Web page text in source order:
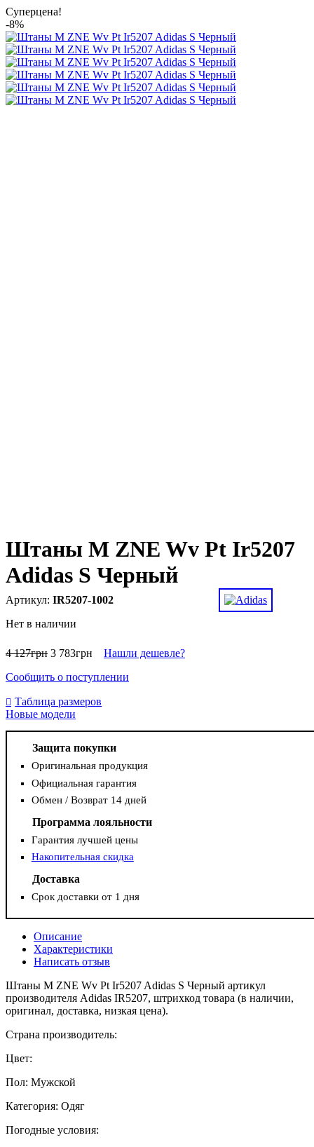
Суперцена!
-8%
Штаны M ZNE Wv Pt Ir5207
Adidas S Черный
IR5207-1002
Нет в наличии
4 127грн 3 783грн
Нашли дешевле?
Сообщить о поступлении
Таблица размеров
Новые модели
Защита покупки
Оригинальная продукция
Официальная гарантия
Обмен / Возврат 14 дней
Программа лояльности
Гарантия лучшей цены
Накопительная скидка
Доставка
Срок доставки от 1 дня
Описание
Характеристики
Написать отзыв
Штаны M ZNE Wv Pt Ir5207 Adidas S Черный артикул
производителя Adidas IR5207, штрихкод товара (в наличии,
оригинал, доставка, низкая цена).
Страна производитель:
Цвет:
Пол: Мужской
Категория: Одяг
Погодные условия: